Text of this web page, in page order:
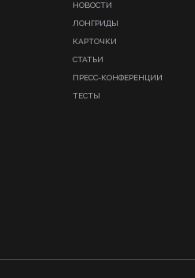
НОВОСТИ
ЛОНГРИДЫ
КАРТОЧКИ
СТАТЬИ
ПРЕСС-КОНФЕРЕНЦИИ
ТЕСТЫ